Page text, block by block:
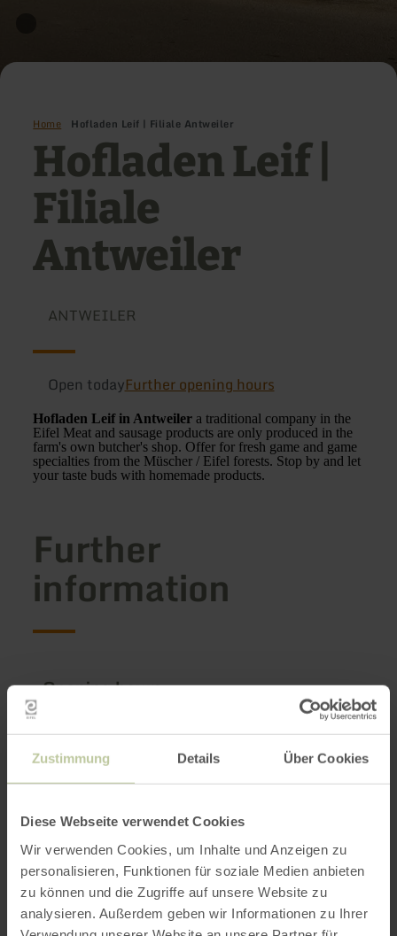
Zustimmung Details Über Cookies
Diese Webseite verwendet Cookies
Wir verwenden Cookies, um Inhalte und Anzeigen zu
personalisieren, Funktionen für soziale Medien anbieten
zu können und die Zugriffe auf unsere Website zu
analysieren. Außerdem geben wir Informationen zu Ihrer
Home Hofladen Leif | Filiale Antweiler
Hofladen Leif |
Filiale
Antweiler
ANTWEILER
Open todayFurther opening hours
Hofladen Leif in Antweiler a traditional company in the
Eifel Meat and sausage products are only produced in the
farm's own butcher's shop. Offer for fresh game and game
specialties from the Müscher / Eifel forests. Stop by and let
your taste buds with homemade products.
Further
information
Opening hours
Features / Special features
Categories
Impressions